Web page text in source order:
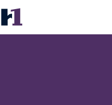
Roomzzz Nottingham City
Árak Fényképek